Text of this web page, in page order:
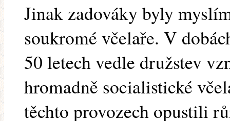
Jinak zadováky byly
soukromé včelaře. V
50 letech vedle družstev
hromadně socialistické
těchto provozech opustili